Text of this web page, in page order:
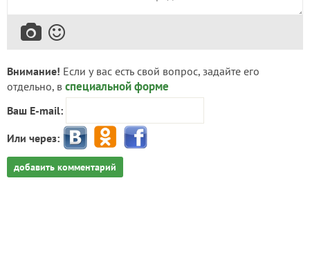
Внимание! Если у вас есть свой вопрос, задайте его
отдельно, в специальной форме
Ваш E-mail:
Или через:
добавить комментарий